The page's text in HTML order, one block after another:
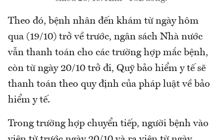
Theo đó, bệnh nhân đến khám từ ngày hôm
qua (19/10) trở về trước, ngân sách Nhà nước
vẫn thanh toán cho các trường hợp mắc bệnh,
còn từ ngày 20/10 trở đi, Quỹ bảo hiểm y tế sẽ
thanh toán theo quy định của pháp luật về bảo
hiểm y tế.
Trong trường hợp chuyển tiếp, người bệnh vào